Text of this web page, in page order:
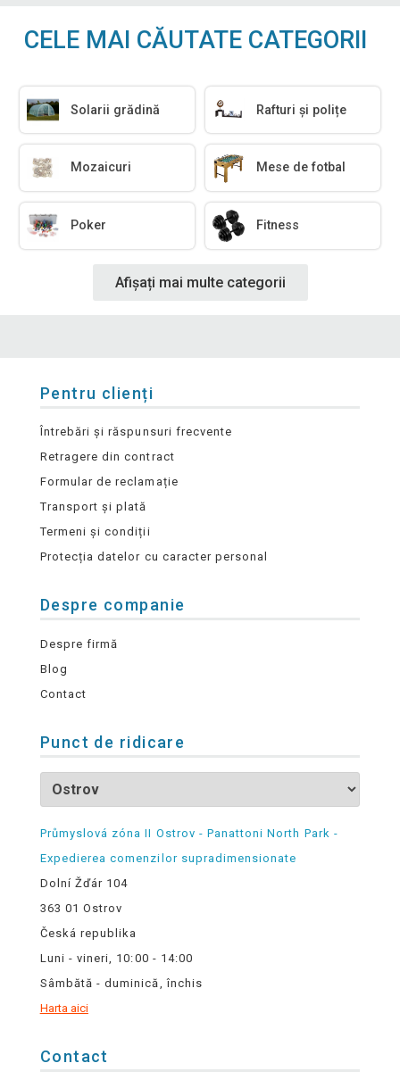
CELE MAI CĂUTATE CATEGORII
Solarii grădină Rafturi și polițe
Mozaicuri Mese de fotbal
Poker Fitness
Afișați mai multe categorii
Pentru clienți
Întrebări și răspunsuri frecvente
Retragere din contract
Formular de reclamație
Transport și plată
Termeni și condiții
Protecția datelor cu caracter personal
Despre companie
Despre firmă
Blog
Contact
Punct de ridicare
Průmyslová zóna II Ostrov - Panattoni North Park -
Expedierea comenzilor supradimensionate
Dolní Žďár 104
363 01 Ostrov
Česká republika
Luni - vineri, 10:00 - 14:00
Sâmbătă - duminică, închis
Harta aici
Contact